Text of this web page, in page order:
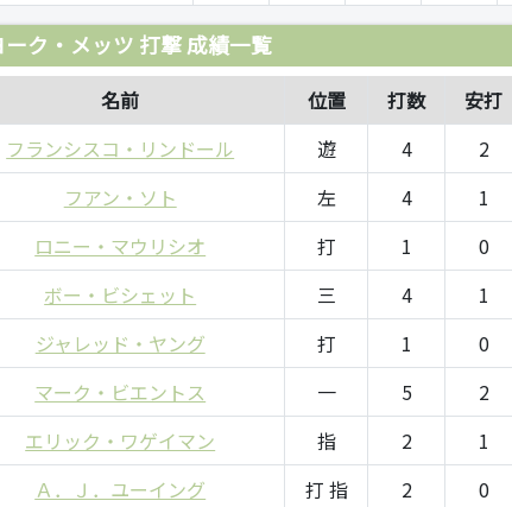
ーク・メッツ 打撃 成績一覧
名前 位置 打数 安打
フランシスコ・リンドール 遊 4 2
フアン・ソト 左 4 1
ロニー・マウリシオ 打 1 0
ボー・ビシェット 三 4 1
ジャレッド・ヤング 打 1 0
マーク・ビエントス 一 5 2
エリック・ワゲイマン 指 2 1
Ａ．Ｊ．ユーイング 打 指 2 0